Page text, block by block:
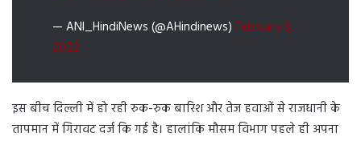
— ANI_HindiNews (@AHindinews) February 8,
2022
इस बीच दिल्ली में हो रही रुक-रुक बारिश और तेज हवाओं से राजधानी के
तापमान में गिरावट दर्ज कि गई है। हालांकि मौसम विभाग पहले ही अपना